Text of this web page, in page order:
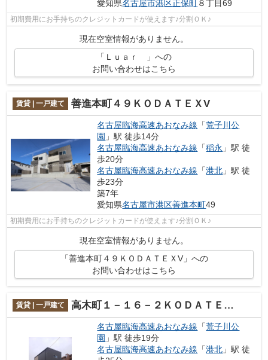
愛知県名古屋市港区正保町８丁目69
初期費用にお手持ちのクレジットカードが使えます♪分割ＯＫ♪
現在空室情報がありません。
「Ｌｕａｒ 」への
お問い合わせはこちら
賃貸 | 一戸建て 善進本町４９ＫＯＤＡＴＥＸV
名古屋臨海高速あおなみ線 「荒子川公
園 」駅 徒歩14分
名古屋臨海高速あおなみ線 「稲永 」駅 徒
歩20分
名古屋臨海高速あおなみ線 「港北 」駅 徒
歩23分
築7年
愛知県名古屋市港区善進本町49
初期費用にお手持ちのクレジットカードが使えます♪分割ＯＫ♪
現在空室情報がありません。
「善進本町４９ＫＯＤＡＴＥＸV」への
お問い合わせはこちら
賃貸 | 一戸建て 高木町１－１６－２ＫＯＤＡＴＥＸIV
名古屋臨海高速あおなみ線 「荒子川公
園 」駅 徒歩19分
名古屋臨海高速あおなみ線 「港北 」駅 徒